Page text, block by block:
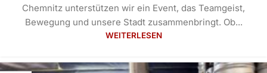
Chemnitz unterstützen wir ein Event, das Teamgeist,
Bewegung und unsere Stadt zusammenbringt. Ob...
WEITERLESEN